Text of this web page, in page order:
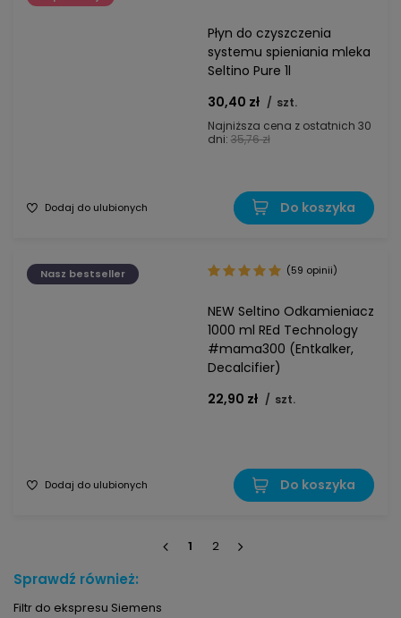
Płyn do czyszczenia
systemu spieniania mleka
Seltino Pure 1l
30,40 zł / szt.
Najniższa cena z ostatnich 30
dni:35,76 zł
Dodaj do ulubionych Do koszyka
Nasz bestseller
NEW Seltino Odkamieniacz
1000 ml REd Technology
#mama300 (Entkalker,
Decalcifier)
22,90 zł / szt.
(59 opinii)
Dodaj do ulubionych Do koszyka
1 2
Sprawdź również:
Filtr do ekspresu Siemens